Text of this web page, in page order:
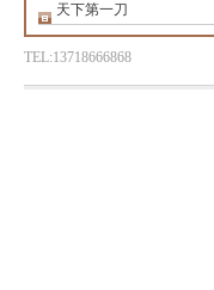
天下第一刀
TEL:13718666868